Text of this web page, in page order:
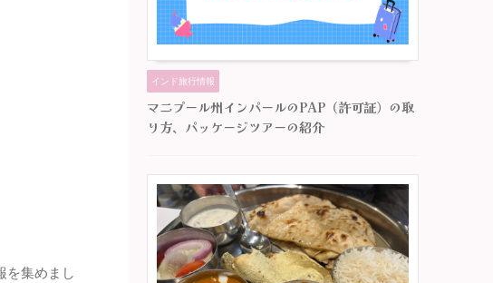
を集めまし
インド旅行情報
マニプール州インパールのPAP（許可証）の取
り方、パッケージツアーの紹介